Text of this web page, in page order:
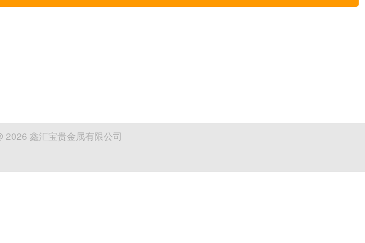
2026 鑫汇宝贵金属有限公司